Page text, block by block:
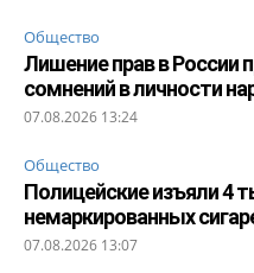
Общество
Лишение прав в России
сомнений в личности
07.08.2026 13:24
Общество
Полицейские изъяли 4
немаркированных
07.08.2026 13:07